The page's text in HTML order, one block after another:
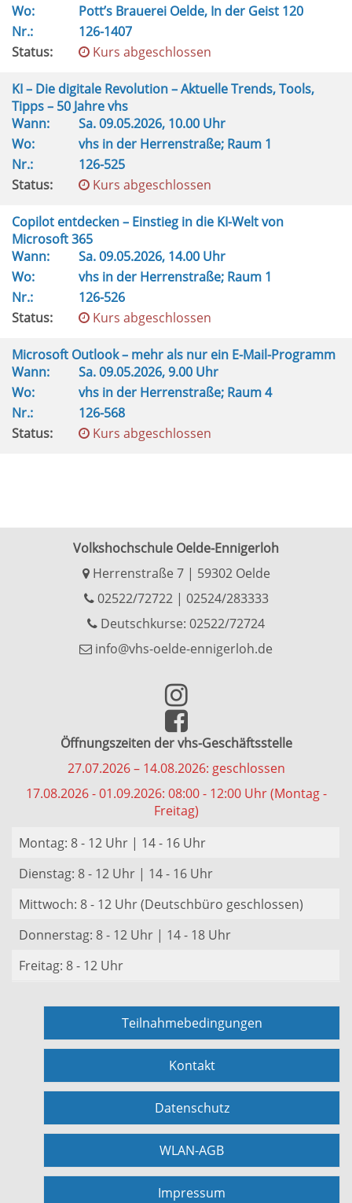
Wo:
Pott’s Brauerei Oelde, In der Geist 120
Nr.:
126-1407
Status:
Kurs abgeschlossen
KI – Die digitale Revolution – Aktuelle Trends, Tools,
Tipps – 50 Jahre vhs
Wann:
Sa.09.05.2026, 10.00 Uhr
Wo:
vhs in der Herrenstraße; Raum 1
Nr.:
126-525
Status:
Kurs abgeschlossen
Copilot entdecken – Einstieg in die KI-Welt von
Microsoft 365
Wann:
Sa.09.05.2026, 14.00 Uhr
Wo:
vhs in der Herrenstraße; Raum 1
Nr.:
126-526
Status:
Kurs abgeschlossen
Microsoft Outlook – mehr als nur ein E-Mail-Programm
Wann:
Sa.09.05.2026, 9.00 Uhr
Wo:
vhs in der Herrenstraße; Raum 4
Nr.:
126-568
Status:
Kurs abgeschlossen
Volkshochschule Oelde-Ennigerloh
Herrenstraße 7 | 59302 Oelde
02522/72722| 02524/283333
Deutschkurse: 02522/72724
info@vhs-oelde-ennigerloh.de
Öffnungszeiten der vhs-Geschäftsstelle
27.07.2026 – 14.08.2026: geschlossen
17.08.2026 - 01.09.2026: 08:00 - 12:00 Uhr (Montag -
Freitag)
Montag: 8 - 12 Uhr | 14 - 16 Uhr
Dienstag: 8 - 12 Uhr | 14 - 16 Uhr
Mittwoch: 8 - 12 Uhr (Deutschbüro geschlossen)
Donnerstag: 8 - 12 Uhr | 14 - 18 Uhr
Freitag: 8 - 12 Uhr
Teilnahmebedingungen
Kontakt
Datenschutz
WLAN-AGB
Impressum